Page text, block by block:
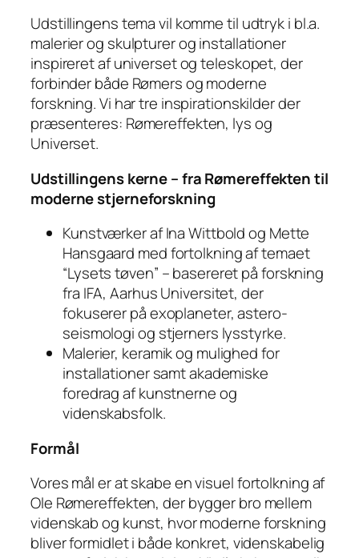
Udstillingens tema vil komme til udtryk i bl.a.
malerier og skulpturer og installationer
inspireret af universet og teleskopet, der
forbinder både Rømers og moderne
forskning. Vi har tre inspirationskilder der
præsenteres: Rømereffekten, lys og
Universet.
Udstillingens kerne – fra Rømereffekten til
moderne stjerneforskning
Kunstværker af Ina Wittbold og Mette
Hansgaard med fortolkning af temaet
“Lysets tøven” – basereret på forskning
fra IFA, Aarhus Universitet, der
fokuserer på exoplaneter, astero-
seismologi og stjerners lysstyrke.
Malerier, keramik og mulighed for
installationer samt akademiske
foredrag af kunstnerne og
videnskabsfolk.
Formål
Vores mål er at skabe en visuel fortolkning af
Ole Rømereffekten, der bygger bro mellem
videnskab og kunst, hvor moderne forskning
bliver formidlet i både konkret, videnskabelig